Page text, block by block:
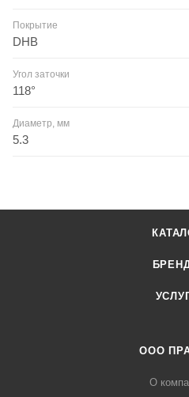
Покрытие
DHB
Угол заточки
118°
Диаметр, мм
5.3
ООО
О